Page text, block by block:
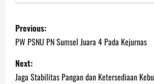
P
o
s
Previous:
PW PSNU PN Sumsel Juara 4 Pada Kejurnas
Next:
Jaga Stabilitas Pangan dan Ketersediaan